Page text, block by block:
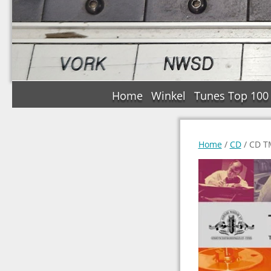
Home Winkel Tunes Top 100
Home/ CD/ CD